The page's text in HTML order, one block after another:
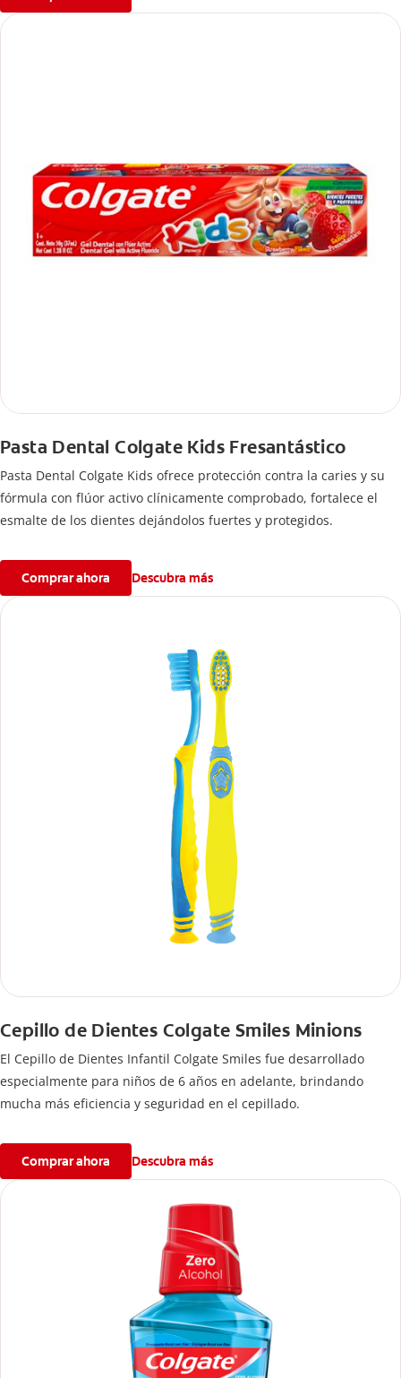
Pasta Dental Colgate Kids Fresantástico
Pasta Dental Colgate Kids ofrece protección contra la caries y su
fórmula con flúor activo clínicamente comprobado, fortalece el
esmalte de los dientes dejándolos fuertes y protegidos.
Comprar ahora Descubra más
Cepillo de Dientes Colgate Smiles Minions
El Cepillo de Dientes Infantil Colgate Smiles fue desarrollado
especialmente para niños de 6 años en adelante, brindando
mucha más eficiencia y seguridad en el cepillado.
Comprar ahora Descubra más